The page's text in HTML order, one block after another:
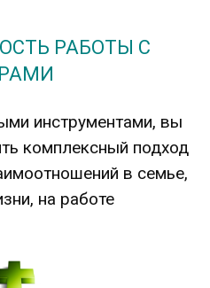
РАБОТЫ С
инструментами, вы
комплексный подход
в семье,
на работе